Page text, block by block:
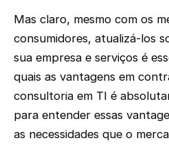
Mas claro, mesmo com os
consumidores, atualizá-los
sua empresa e serviços é
quais as vantagens em
consultoria em TI é
para entender essas
as necessidades que o